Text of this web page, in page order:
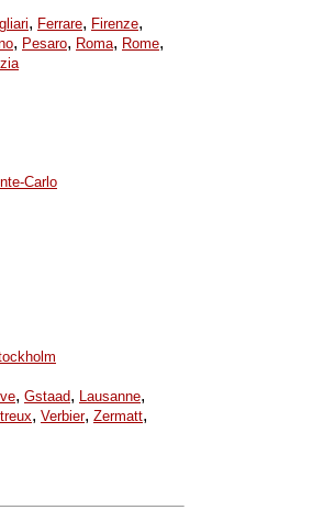
, Ferrare, Firenze,
, Pesaro, Roma, Rome,
Carlo
, Gstaad, Lausanne,
, Verbier, Zermatt,